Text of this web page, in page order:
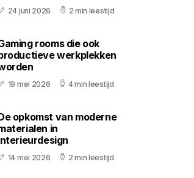
24 juni 2026 2 min leestijd
rooms die ook
werkplekken
19 mei 2026 4 min leestijd
opkomst van moderne
in
14 mei 2026 2 min leestijd